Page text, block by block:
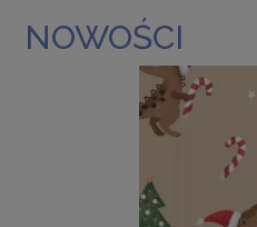
NOWOŚCI